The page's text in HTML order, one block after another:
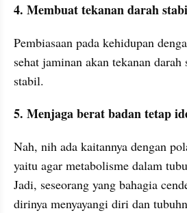
4. Membuat tekanan darah
Pembiasaan pada kehidupan
sehat jaminan akan tekanan
stabil.
5. Menjaga berat badan tetap
Nah, nih ada kaitannya dengan
yaitu agar metabolisme dalam
Jadi, seseorang yang bahagia
dirinya menyayangi diri dan